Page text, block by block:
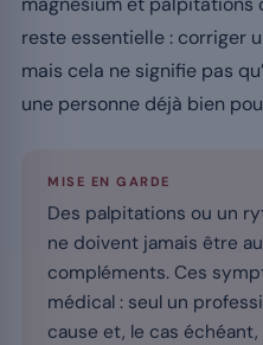
reste essentielle : corriger
mais cela ne signifie pas
une personne déjà bien
MISE EN GARDE
Des palpitations ou un
ne doivent jamais être
compléments. Ces
médical : seul un
cause et, le cas